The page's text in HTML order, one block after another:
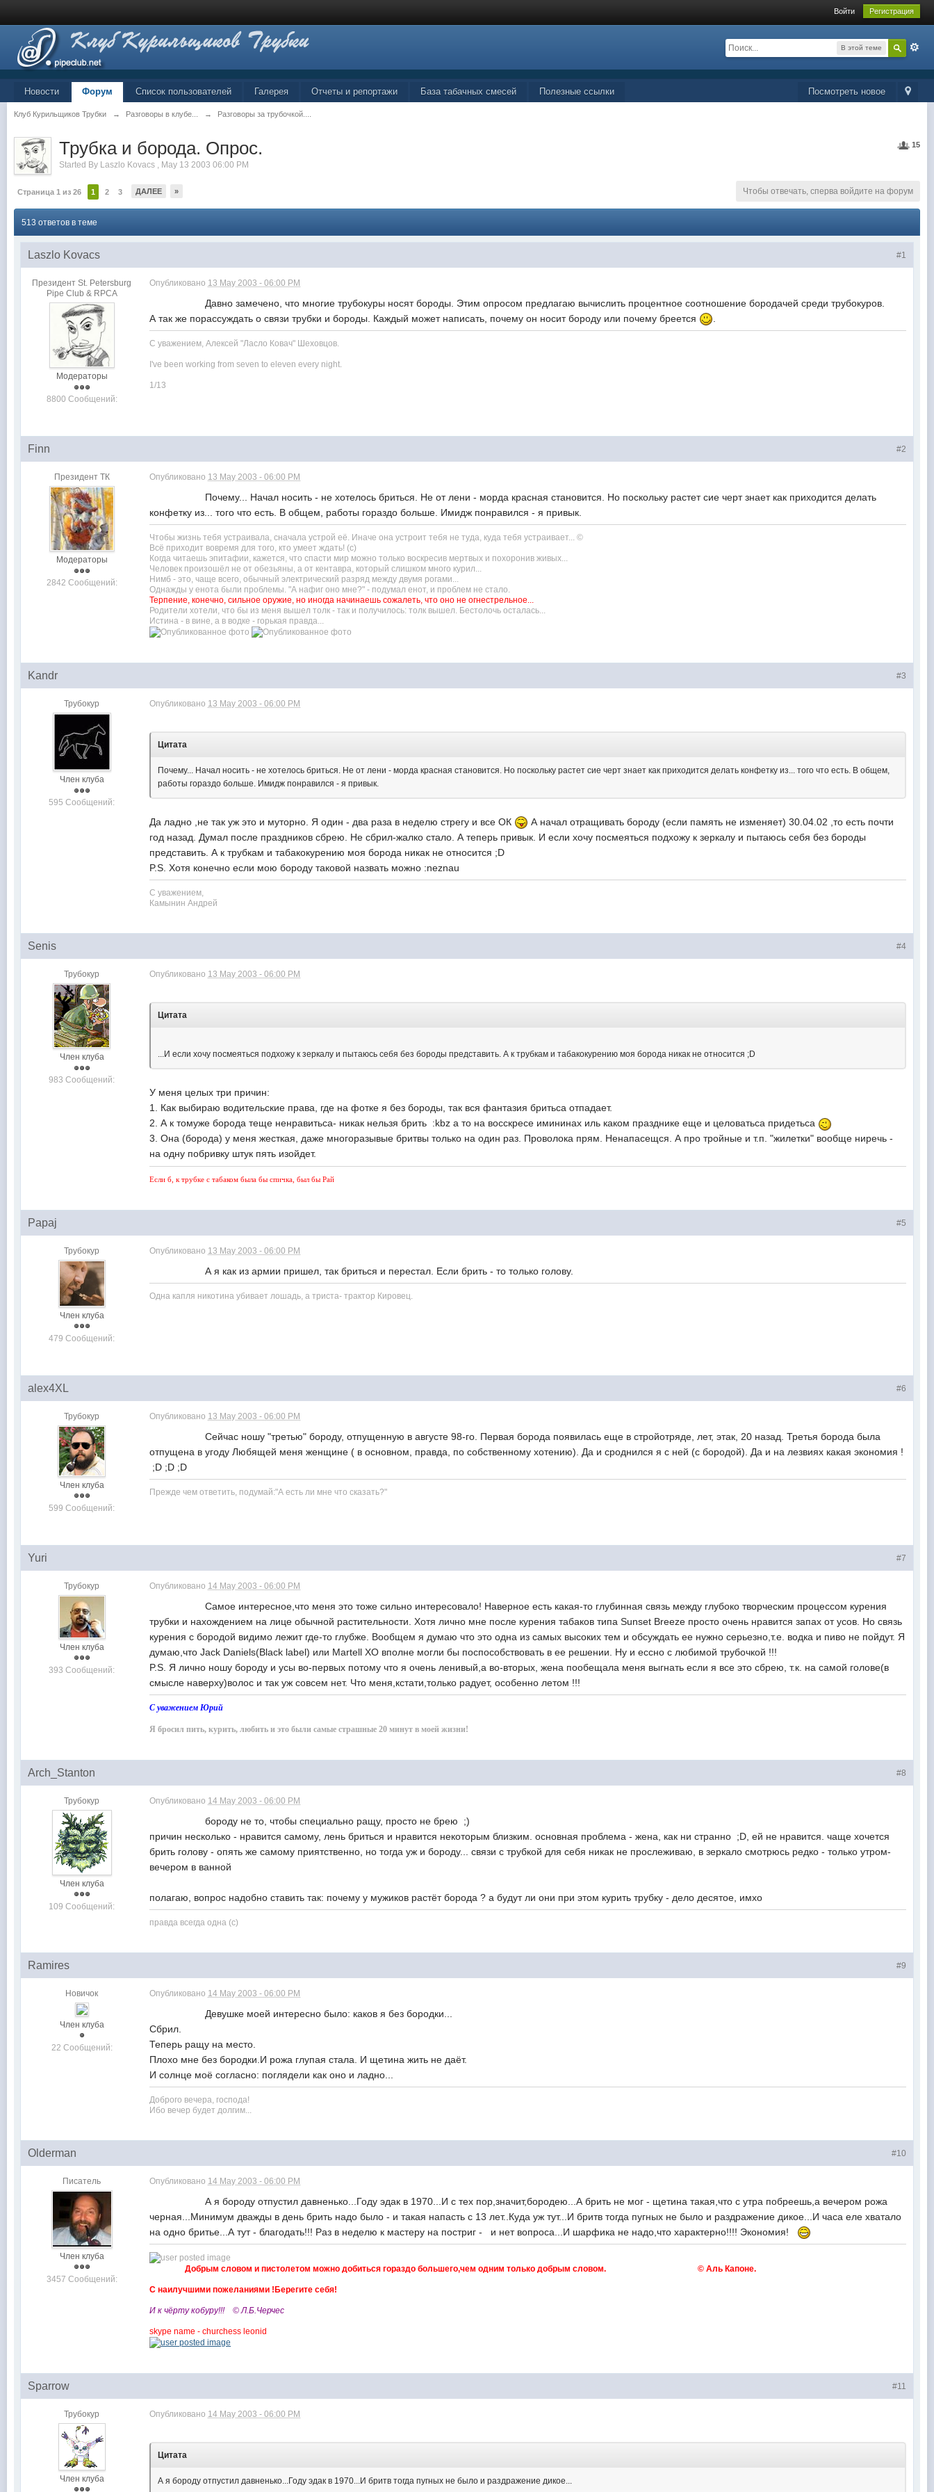
Войти Регистрация
В этой теме
Посмотреть новое
Новости Форум Список пользователей Галерея Отчеты и репортажи База табачных смесей Полезные ссылки
Клуб Курильщиков Трубки → Разговоры в клубе... → Разговоры за трубочкой....
15
Трубка и борода. Опрос.
Started By Laszlo Kovacs , May 13 2003 06:00 PM
Страница 1 из 26 1 2 3 ДАЛЕЕ » Чтобы отвечать, сперва войдите на форум
513 ответов в теме
#1
Laszlo Kovacs
Президент St. Petersburg
Pipe Club & RPCA
Модераторы
8800 Сообщений:
Опубликовано 13 May 2003 - 06:00 PM
Давно замечено, что многие трубокуры носят бороды. Этим опросом предлагаю вычислить процентное соотношение бородачей среди трубокуров.
А так же порассуждать о связи трубки и бороды. Каждый может написать, почему он носит бороду или почему бреется
С уважением, Алексей "Ласло Ковач" Шеховцов.
I've been working from seven to eleven every night.
1/13
#2
Finn
Президент ТК
Модераторы
2842 Сообщений:
Опубликовано 13 May 2003 - 06:00 PM
Почему... Начал носить - не хотелось бриться. Не от лени - морда красная становится. Но поскольку растет сие черт знает как приходится делать
конфетку из... того что есть. В общем, работы гораздо больше. Имидж понравился - я привык.
Чтобы жизнь тебя устраивала, сначала устрой её. Иначе она устроит тебя не туда, куда тебя устраивает... ©
Всё приходит вовремя для того, кто умеет ждать! (с)
Когда читаешь эпитафии, кажется, что спасти мир можно только воскресив мертвых и похоронив живых...
Человек произошёл не от обезьяны, а от кентавра, который слишком много курил...
Нимб - это, чаще всего, обычный электрический разряд между двумя рогами...
Однажды у енота были проблемы. "А нафиг оно мне?" - подумал енот, и проблем не стало.
Терпение, конечно, сильное оружие, но иногда начинаешь сожалеть, что оно не огнестрельное...
Родители хотели, что бы из меня вышел толк - так и получилось: толк вышел. Бестолочь осталась...
Истина - в вине, а в водке - горькая правда...
#3
Kandr
Трубокур
Член клуба
595 Сообщений:
Опубликовано 13 May 2003 - 06:00 PM
Цитата
Почему... Начал носить - не хотелось бриться. Не от лени - морда красная становится. Но поскольку растет сие черт знает как приходится делать конфетку из... того что есть. В общем,
работы гораздо больше. Имидж понравился - я привык.
Да ладно ,не так уж это и муторно. Я один - два раза в неделю стрегу и все ОК
А начал отращивать бороду (если память не изменяет) 30.04.02 ,то есть почти
год назад. Думал после праздников сбрею. Не сбрил-жалко стало. А теперь привык. И если хочу посмеяться подхожу к зеркалу и пытаюсь себя без бороды
представить. А к трубкам и табакокурению моя борода никак не относится ;D
P.S. Хотя конечно если мою бороду таковой назвать можно :neznau
С уважением,
Камынин Андрей
#4
Senis
Трубокур
Член клуба
983 Сообщений:
Опубликовано 13 May 2003 - 06:00 PM
Цитата
...И если хочу посмеяться подхожу к зеркалу и пытаюсь себя без бороды представить. А к трубкам и табакокурению моя борода никак не относится ;D
У меня целых три причин:
1. Как выбираю водительские права, где на фотке я без бороды, так вся фантазия бритьса отпадает.
2. А к томуже борода теще ненравитьса- никак нельзя брить :kbz а то на восскресе имининах иль каком празднике еще и целоватьса придетьса
3. Она (борода) у меня жесткая, даже многоразывые бритвы только на один раз. Проволока прям. Ненапасещся. А про тройные и т.п. "жилетки" вообще ниречь -
на одну побривку штук пять изойдет.
Если б, к трубке с табаком была бы спичка, был бы Рай
#5
Papaj
Трубокур
Член клуба
479 Сообщений:
Опубликовано 13 May 2003 - 06:00 PM
А я как из армии пришел, так бриться и перестал. Если брить - то только голову.
Одна капля никотина убивает лошадь, а триста- трактор Кировец.
#6
alex4XL
Трубокур
Член клуба
599 Сообщений:
Опубликовано 13 May 2003 - 06:00 PM
Сейчас ношу "третью" бороду, отпущенную в августе 98-го. Первая борода появилась еще в стройотряде, лет, этак, 20 назад. Третья борода была
отпущена в угоду Любящей меня женщине ( в основном, правда, по собственному хотению). Да и сроднился я с ней (с бородой). Да и на лезвиях какая экономия !
;D ;D ;D
Прежде чем ответить, подумай:"А есть ли мне что сказать?"
#7
Yuri
Трубокур
Член клуба
393 Сообщений:
Опубликовано 14 May 2003 - 06:00 PM
Самое интересное,что меня это тоже сильно интересовало! Наверное есть какая-то глубинная связь между глубоко творческим процессом курения
трубки и нахождением на лице обычной растительности. Хотя лично мне после курения табаков типа Sunset Breeze просто очень нравится запах от усов. Но связь
курения с бородой видимо лежит где-то глубже. Вообщем я думаю что это одна из самых высоких тем и обсуждать ее нужно серьезно,т.е. водка и пиво не пойдут. Я
думаю,что Jack Daniels(Black label) или Martell XO вполне могли бы поспособствовать в ее решении. Ну и ессно с любимой трубочкой !!!
P.S. Я лично ношу бороду и усы во-первых потому что я очень ленивый,а во-вторых, жена пообещала меня выгнать если я все это сбрею, т.к. на самой голове(в
смысле наверху)волос и так уж совсем нет. Что меня,кстати,только радует, особенно летом !!!
С уважением Юрий
Я бросил пить, курить, любить и это были самые страшные 20 минут в моей жизни!
#8
Arch_Stanton
Трубокур
Член клуба
109 Сообщений:
Опубликовано 14 May 2003 - 06:00 PM
бороду не то, чтобы специально ращу, просто не брею ;)
причин несколько - нравится самому, лень бриться и нравится некоторым близким. основная проблема - жена, как ни странно ;D, ей не нравится. чаще хочется
брить голову - опять же самому приятственно, но тогда уж и бороду... связи с трубкой для себя никак не прослеживаю, в зеркало смотрюсь редко - только утром-
вечером в ванной
полагаю, вопрос надобно ставить так: почему у мужиков растёт борода ? а будут ли они при этом курить трубку - дело десятое, имхо
правда всегда одна (с)
#9
Ramires
Новичок
Член клуба
22 Сообщений:
Опубликовано 14 May 2003 - 06:00 PM
Девушке моей интересно было: каков я без бородки...
Сбрил.
Теперь ращу на место.
Плохо мне без бородки.И рожа глупая стала. И щетина жить не даёт.
И солнце моё согласно: поглядели как оно и ладно...
Доброго вечера, господа!
Ибо вечер будет долгим...
#10
Olderman
Писатель
Член клуба
3457 Сообщений:
Опубликовано 14 May 2003 - 06:00 PM
А я бороду отпустил давненько...Году эдак в 1970...И с тех пор,значит,бородею...А брить не мог - щетина такая,что с утра побреешь,а вечером рожа
черная...Минимум дважды в день брить надо было - и такая напасть с 13 лет..Куда уж тут...И бритв тогда пугных не было и раздражение дикое...И часа еле хватало
на одно бритье...А тут - благодать!!! Раз в неделю к мастеру на постриг - и нет вопроса...И шарфика не надо,что характерно!!!! Экономия!
Добрым словом и пистолетом можно добиться гораздо большего,чем одним только добрым словом. © Аль Капоне.
С наилучшими пожеланиями !Берегите себя!
И к чёрту кобуру!!! © Л.Б.Черчес
skype name - churchess leonid
#11
Sparrow
Трубокур
Член клуба
Опубликовано 14 May 2003 - 06:00 PM
Цитата
А я бороду отпустил давненько...Году эдак в 1970...И бритв тогда пугных не было и раздражение дикое...